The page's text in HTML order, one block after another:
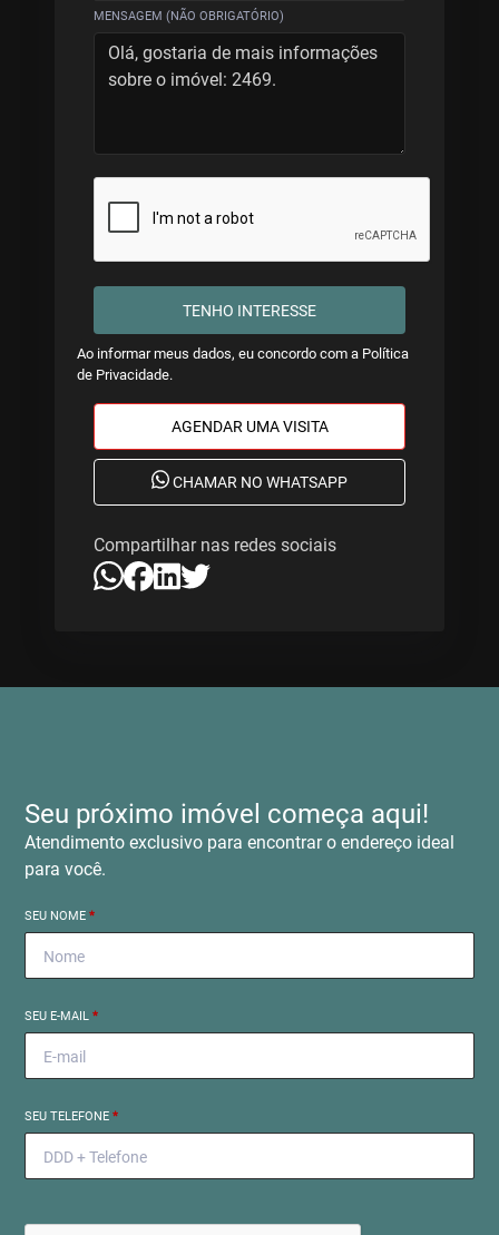
MENSAGEM (NÃO OBRIGATÓRIO)
TENHO INTERESSE
Ao informar meus dados, eu concordo com a Política
de Privacidade.
AGENDAR UMA VISITA
CHAMAR NO WHATSAPP
Compartilhar nas redes sociais
Seu próximo imóvel começa aqui!
Atendimento exclusivo para encontrar o endereço ideal
para você.
SEU NOME*
SEU E-MAIL*
SEU TELEFONE*